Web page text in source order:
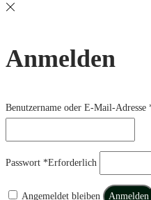
Anmelden
Benutzername oder E-Mail-Adresse
Passwort *Erforderlich
Angemeldet bleiben Anmelden